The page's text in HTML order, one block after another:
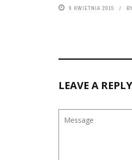
9 KWIETNIA 2015 BY
LEAVE A REPLY